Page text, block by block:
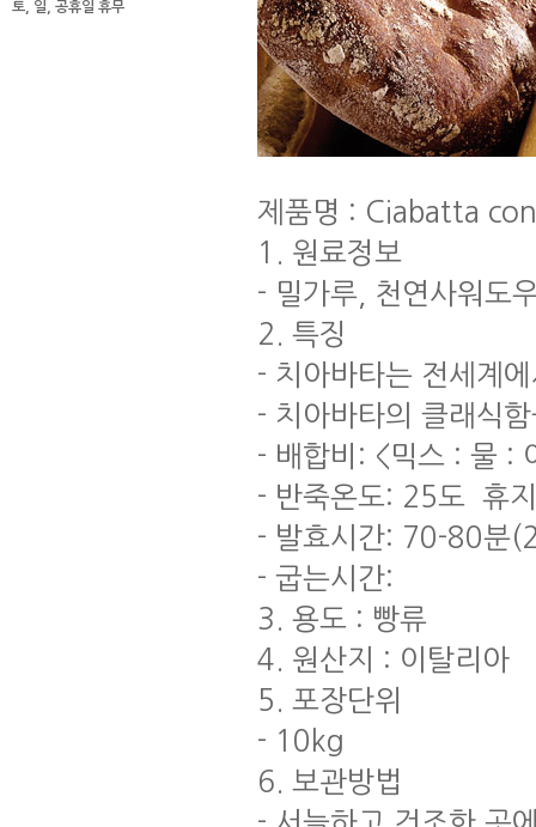
토, 일, 공휴일 휴무
제품명 : Ciabatta
1. 원료정보
- 밀가루, 천연사워도
2. 특징
- 치아바타는 전세계
- 치아바타의 클래식
- 배합비: <믹스 : 물
- 반죽온도: 25도 휴
- 발효시간: 70-80분
- 굽는시간:
3. 용도 : 빵류
4. 원산지 : 이탈리아
5. 포장단위
- 10kg
6. 보관방법